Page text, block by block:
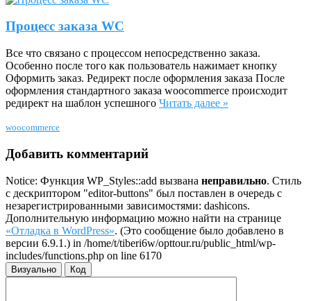
Процесс заказа WC
Все что связано с процессом непосредственно заказа.
Особенно после того как пользователь нажимает кнопку
Оформить заказ. Редирект после оформления заказа После
оформления стандартного заказа woocommerce происходит
редирект на шаблон успешного Читать далее »
woocommerce
Добавить комментарий
Notice: Функция WP_Styles::add вызвана неправильно. Стиль
с дескриптором "editor-buttons" был поставлен в очередь с
незарегистрированными зависимостями: dashicons.
Дополнительную информацию можно найти на странице
«Отладка в WordPress». (Это сообщение было добавлено в
версии 6.9.1.) in /home/t/tiberi6w/opttour.ru/public_html/wp-
includes/functions.php on line 6170
Визуально Код